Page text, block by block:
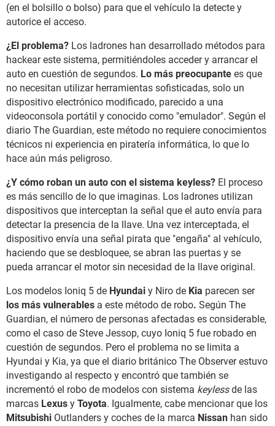
(en el bolsillo o bolso) para que el vehículo la detecte y
autorice el acceso.
¿El problema? Los ladrones han desarrollado métodos para
hackear este sistema, permitiéndoles acceder y arrancar el
auto en cuestión de segundos. Lo más preocupante es que
no necesitan utilizar herramientas sofisticadas, solo un
dispositivo electrónico modificado, parecido a una
videoconsola portátil y conocido como "emulador". Según el
diario The Guardian, este método no requiere conocimientos
técnicos ni experiencia en piratería informática, lo que lo
hace aún más peligroso.
¿Y cómo roban un auto con el sistema keyless? El proceso
es más sencillo de lo que imaginas. Los ladrones utilizan
dispositivos que interceptan la señal que el auto envía para
detectar la presencia de la llave. Una vez interceptada, el
dispositivo envía una señal pirata que "engaña" al vehículo,
haciendo que se desbloquee, se abran las puertas y se
pueda arrancar el motor sin necesidad de la llave original.
Los modelos Ioniq 5 de Hyundai y Niro de Kia parecen ser
los más vulnerables a este método de robo. Según The
Guardian, el número de personas afectadas es considerable,
como el caso de Steve Jessop, cuyo Ioniq 5 fue robado en
cuestión de segundos. Pero el problema no se limita a
Hyundai y Kia, ya que el diario británico The Observer estuvo
investigando al respecto y encontró que también se
incrementó el robo de modelos con sistema keylessde las
marcas Lexus y Toyota. Igualmente, cabe mencionar que los
Mitsubishi Outlanders y coches de la marca Nissan han sido